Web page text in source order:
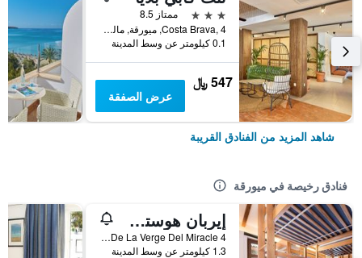
3 نجوم
ممتاز 8.5
Costa Brava, 4, ميورقة, مالوركا, أسبانيا
0.1 كيلومتر عن وسط المدينة
547 ﷼
عرض الصفقة
شاهد المزيد من الفنادق القريبة
فنادق رخيصة في ميورقة
إيربان هوستل بالما ألبيرجيو جوفينيل
Placa De La Verge Del Miracle 4, ميورقة, مالوركا, أسبانيا
1.3 كيلومتر عن وسط المدينة